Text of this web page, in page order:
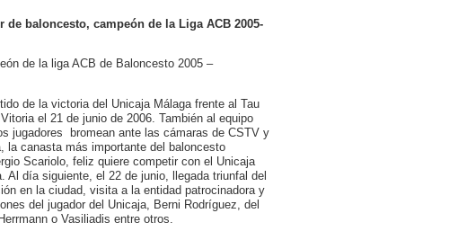
baloncesto, campeón de la Liga ACB 2005-
de la liga ACB de Baloncesto 2005 –
de la victoria del Unicaja Málaga frente al Tau
el 21 de junio de 2006. También al equipo
jugadores bromean ante las cámaras de CSTV y
la canasta más importante del baloncesto
Scariolo, feliz quiere competir con el Unicaja
día siguiente, el 22 de junio, llegada triunfal del
en la ciudad, visita a la entidad patrocinadora y
del jugador del Unicaja, Berni Rodríguez, del
o Vasiliadis entre otros.